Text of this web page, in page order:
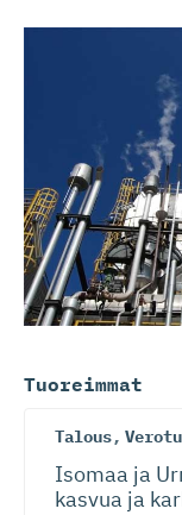
Tuoreimmat
Talous,
Isomaa ja
kasvua ja